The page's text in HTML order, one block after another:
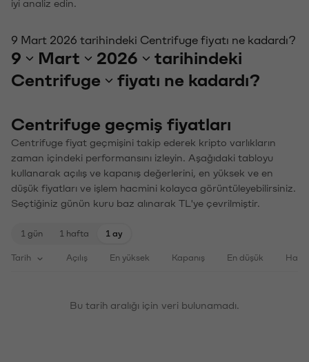
iyi analiz edin.
9 Mart 2026 tarihindeki Centrifuge fiyatı ne kadardı?
9 Mart 2026
tarihindeki
Centrifuge
fiyatı ne kadardı?
Centrifuge geçmiş fiyatları
Centrifuge fiyat geçmişini takip ederek kripto varlıkların
zaman içindeki performansını izleyin. Aşağıdaki tabloyu
kullanarak açılış ve kapanış değerlerini, en yüksek ve en
düşük fiyatları ve işlem hacmini kolayca görüntüleyebilirsiniz.
Seçtiğiniz günün kuru baz alınarak TL'ye çevrilmiştir.
1 gün 1 hafta 1 ay
Tarih Açılış En yüksek Kapanış En düşük
Bu tarih aralığı için veri bulunamadı.